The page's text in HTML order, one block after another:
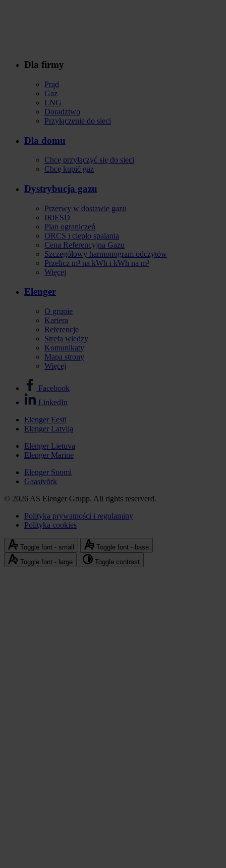
Dla firmy
Prąd
Gaz
LNG
Doradztwo
Przyłączenie do sieci
Dla domu
Chcę przyłączyć się do sieci
Chcę kupić gaz
Dystrybucja gazu
Przerwy w dostawie gazu
IRiESD
Plan ograniczeń
ORCS i ciepło spalania
Cena Referencyjna Gazu
Szczegółowy harmonogram odczytów
Przelicz m³ na kWh i kWh na m³
Więcej
Elenger
O grupie
Kariera
Referencje
Strefa wiedzy
Komunikaty
Mapa strony
Więcej
Stopka
media
społecznościowe
Facebook
LinkedIn
Stopka
Elenger
international
Elenger Eesti
Elenger Latvija
Elenger Lietuva
Elenger Marine
Elenger Suomi
Gaasivõrk
© 2026 AS Elenger Grupp. All rights reserverd.
Stopka
-
polityka
prywatności
Polityka prywatności i regulaminy
Polityka cookies
Toggle font - small
Toggle font - base
Toggle font - large
Toggle contrast